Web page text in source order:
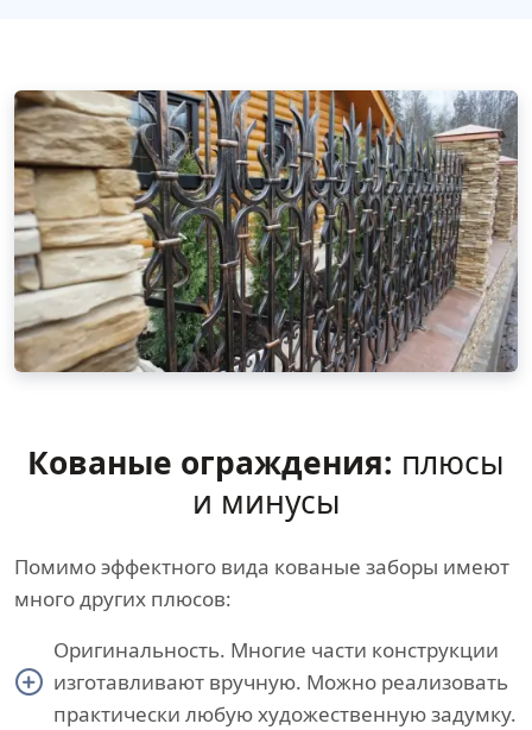
Кованые ограждения: плюсы
и минусы
Помимо эффектного вида кованые заборы имеют
много других плюсов:
Оригинальность. Многие части конструкции
изготавливают вручную. Можно реализовать
практически любую художественную задумку.